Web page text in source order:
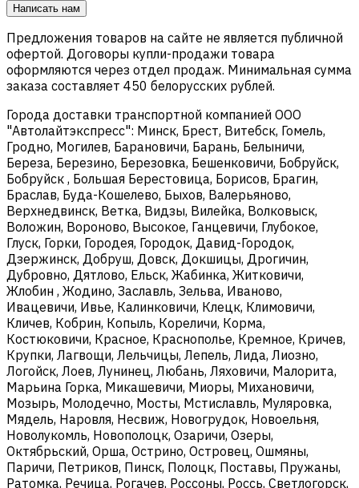
Написать нам
Предложения товаров на сайте не является публичной
офертой. Договоры купли-продажи товара
оформляются через отдел продаж. Минимальная сумма
заказа составляет 450 белорусских рублей.
Города доставки транспортной компанией ООО
"Автолайтэкспресс": Минск, Брест, Витебск, Гомель,
Гродно, Могилев, Барановичи, Барань, Белыничи,
Береза, Березино, Березовка, Бешенковичи, Бобруйск,
Бобруйск , Большая Берестовица, Борисов, Брагин,
Браслав, Буда-Кошелево, Быхов, Валерьяново,
Верхнедвинск, Ветка, Видзы, Вилейка, Волковыск,
Воложин, Вороново, Высокое, Ганцевичи, Глубокое,
Глуск, Горки, Городея, Городок, Давид-Городок,
Дзержинск, Добруш, Довск, Докшицы, Дрогичин,
Дубровно, Дятлово, Ельск, Жабинка, Житковичи,
Жлобин , Жодино, Заславль, Зельва, Иваново,
Ивацевичи, Ивье, Калинковичи, Клецк, Климовичи,
Кличев, Кобрин, Копыль, Кореличи, Корма,
Костюковичи, Красное, Краснополье, Кремное, Кричев,
Крупки, Лагвощи, Лельчицы, Лепель, Лида, Лиозно,
Логойск, Лоев, Лунинец, Любань, Ляховичи, Малорита,
Марьина Горка, Микашевичи, Миоры, Михановичи,
Мозырь, Молодечно, Мосты, Мстиславль, Муляровка,
Мядель, Наровля, Несвиж, Новогрудок, Новоельня,
Новолукомль, Новополоцк, Озаричи, Озеры,
Октябрьский, Орша, Острино, Островец, Ошмяны,
Паричи, Петриков, Пинск, Полоцк, Поставы, Пружаны,
Ратомка, Речица, Рогачев, Россоны, Россь, Светлогорск,